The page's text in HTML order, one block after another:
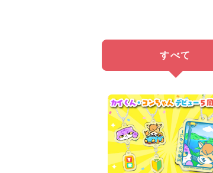
すべて